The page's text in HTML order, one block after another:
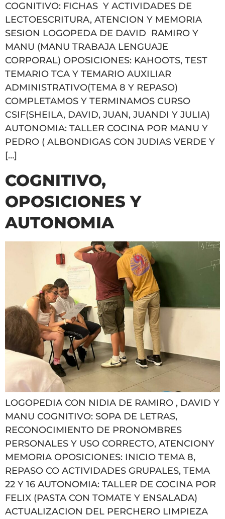
COGNITIVO: FICHAS Y ACTIVIDADES DE
LECTOESCRITURA, ATENCION Y MEMORIA
SESION LOGOPEDA DE DAVID RAMIRO Y
MANU (MANU TRABAJA LENGUAJE
CORPORAL) OPOSICIONES: KAHOOTS, TEST
TEMARIO TCA Y TEMARIO AUXILIAR
ADMINISTRATIVO(TEMA 8 Y REPASO)
COMPLETAMOS Y TERMINAMOS CURSO
CSIF(SHEILA, DAVID, JUAN, JUANDI Y JULIA)
AUTONOMIA: TALLER COCINA POR MANU Y
PEDRO ( ALBONDIGAS CON JUDIAS VERDE Y
[…]
COGNITIVO,
OPOSICIONES Y
AUTONOMIA
LOGOPEDIA CON NIDIA DE RAMIRO , DAVID Y
MANU COGNITIVO: SOPA DE LETRAS,
RECONOCIMIENTO DE PRONOMBRES
PERSONALES Y USO CORRECTO, ATENCIONY
MEMORIA OPOSICIONES: INICIO TEMA 8,
REPASO CO ACTIVIDADES GRUPALES, TEMA
22 Y 16 AUTONOMIA: TALLER DE COCINA POR
FELIX (PASTA CON TOMATE Y ENSALADA)
ACTUALIZACION DEL PERCHERO LIMPIEZA